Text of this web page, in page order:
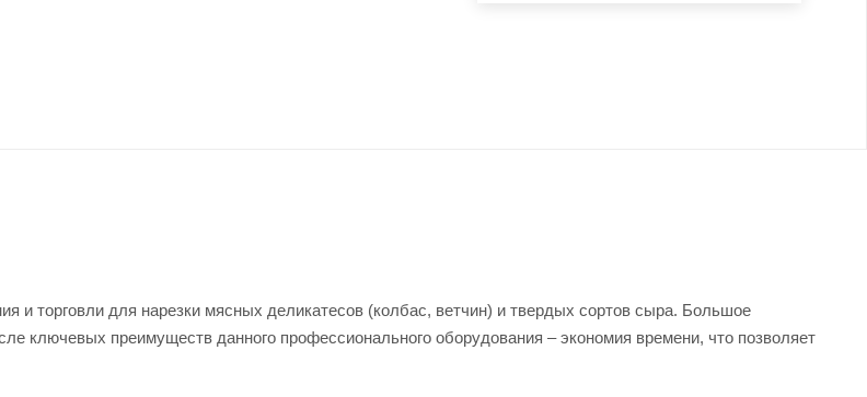
и торговли для нарезки мясных деликатесов (колбас, ветчин) и твердых сортов сыра. Большое
ключевых преимуществ данного профессионального оборудования – экономия времени, что позволяет